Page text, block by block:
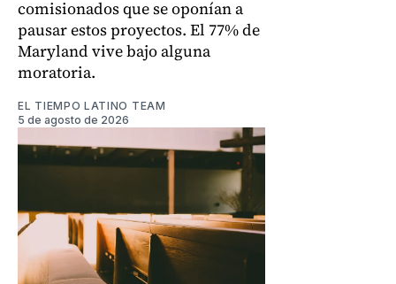
comisionados que se oponían a
pausar estos proyectos. El 77% de
Maryland vive bajo alguna
moratoria.
EL TIEMPO LATINO TEAM
5 de agosto de 2026